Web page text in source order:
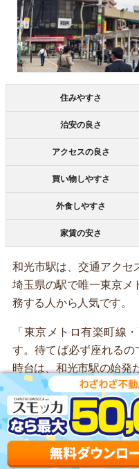
住みやすさ
治安の良さ
アクセスの良さ
買い物しやすさ
外食しやすさ
家賃の安さ
和光市駅は、交通アクセ
埼玉県の駅で唯一東京メ
務する人から人気です。
「東京メトロ有楽町線
す。待てば必ず座れる
時台は、和光市駅の始発
周辺には「イトーヨーカ
が複数あるため買い物し
舗が入る「エキアプレミ